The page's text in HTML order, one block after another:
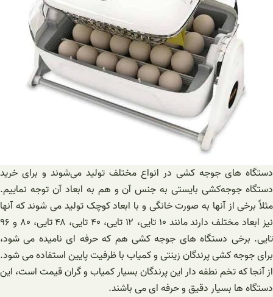
دستگاه های جوجه کشی در انواع مختلف تولید می‌شوند و برای خرید
دستگاه ‌جوجه‌کشی بایستی به جنس آن و هم به ابعاد آن توجه نماییم.
مثلاً برخی از آنها به صورت خانگی و با ابعاد کوچک تولید می شوند که آنها
نیز ابعاد مختلف دارند مانند ۱۰ تایی، ۱۲ تایی، ۴۰ تایی، ۴۸ تایی، ۸۰ و ۹۶
تایی. برخی دستگاه های جوجه کشی هم که حرفه ای نامیده می شود،
برای جوجه کشی پرندگان زینتی و کمیاب با ظرفیت پایین استفاده می شود.
از آنجا که تخم نطفه دار این پرندگان بسیار کمیاب و گران قیمت است، این
دستگاه ها بسیار دقیق و حرفه ای می باشند.